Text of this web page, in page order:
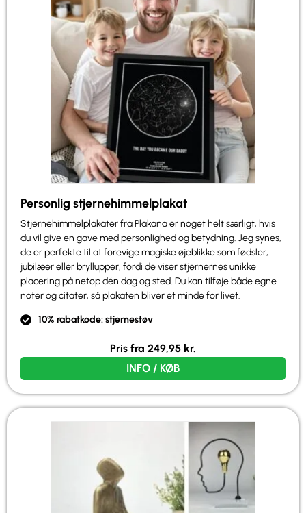
Personlig stjernehimmelplakat
Stjernehimmelplakater fra Plakana er noget helt særligt, hvis
du vil give en gave med personlighed og betydning. Jeg synes,
de er perfekte til at forevige magiske øjeblikke som fødsler,
jubilæer eller bryllupper, fordi de viser stjernernes unikke
placering på netop dén dag og sted. Du kan tilføje både egne
noter og citater, så plakaten bliver et minde for livet.
10% rabatkode: stjernestøv
Pris fra 249,95 kr.
INFO / KØB